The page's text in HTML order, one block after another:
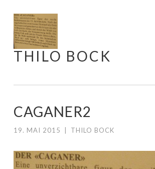
Springe
zum
Inhalt
THILO BOCK
CAGANER2
19. MAI 2015 THILO BOCK